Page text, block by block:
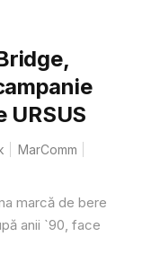
URSUS
MarComm
marcă de bere
anii `90, face